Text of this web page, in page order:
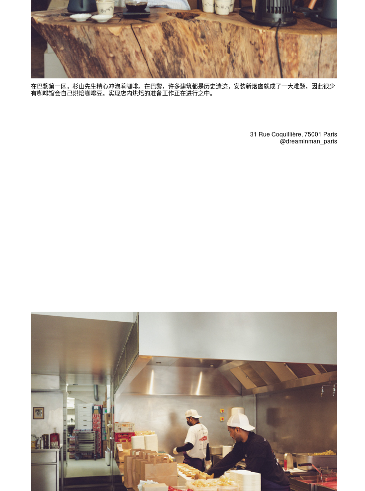
在巴黎第一区，杉山先生精心冲泡着咖啡。在巴黎，许多建筑都是历史遗迹，安装新烟囱就成了一大难题，因此很少
有咖啡馆会自己烘焙咖啡豆。实现店内烘焙的准备工作正在进行之中。
31 Rue Coquillière, 75001 Paris
@dreaminman_paris